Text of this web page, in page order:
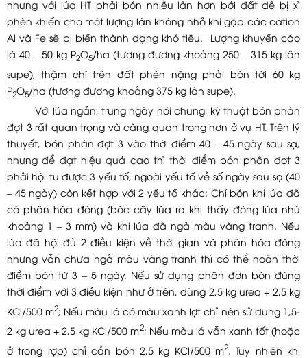
nhưng với lúa HT phải bón nhiều lân hơn bởi đất dễ bị xì
phèn khiến cho một lượng lân không nhỏ khi gặp các cation
Al và Fe sẽ bị biến thành dạng khó tiêu. Lượng khuyến cáo
là 40 – 50 kg P2O5/ha (tương đương khoảng 250 – 315 kg lân
supe), thậm chí trên đất phèn nặng phải bón tới 60 kg
P2O5/ha (tương đương khoảng 375 kg lân supe).
Với lúa ngắn, trung ngày nói chung, kỹ thuật bón phân
đợt 3 rất quan trọng và càng quan trọng hơn ở vụ HT. Trên lý
thuyết, bón phân đợt 3 vào thời điểm 40 – 45 ngày sau sạ,
nhưng để đạt hiệu quả cao thì thời điểm bón phân đợt 3
phải hội tụ được 3 yếu tố, ngoài yếu tố về số ngày sau sạ (40
– 45 ngày) còn kết hợp với 2 yếu tố khác: Chỉ bón khi lúa đã
có phân hóa đòng (bóc cây lúa ra khi thấy đòng lúa nhú
khoảng 1 – 3 mm) và khi lúa đã ngả màu vàng tranh. Nếu
lúa đã hội đủ 2 điều kiện về thời gian và phân hóa đòng
nhưng vẫn chưa ngả màu vàng tranh thì có thể hoãn thời
điểm bón từ 3 – 5 ngày. Nếu sử dụng phân đơn bón đúng
thời điểm với 3 điều kiện như ở trên, dùng 2,5 kg urea + 2,5 kg
KCl/500 m2; Nếu màu lá có màu xanh lợt chỉ nên sử dụng 1,5-
2 kg urea + 2,5 kg KCl/500 m2; Nếu màu lá vẫn xanh tốt (hoặc
ở trong rợp) chỉ cần bón 2,5 kg KCl/500 m2 . Tuy nhiên khi